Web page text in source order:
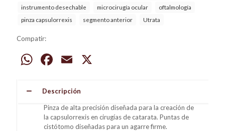
instrumento desechable
microcirugía ocular
oftalmología
pinza capsulorrexis
segmento anterior Utrata
Compatir:
WhatsApp
Facebook
Email
Descripción
Pinza de alta precisión diseñada para la creación de
la capsulorrexis en cirugías de catarata. Puntas de
cistótomo diseñadas para un agarre firme.